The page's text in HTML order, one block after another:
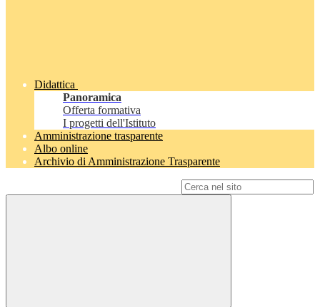
Didattica
Panoramica
Offerta formativa
I progetti dell'Istituto
Amministrazione trasparente
Albo online
Archivio di Amministrazione Trasparente